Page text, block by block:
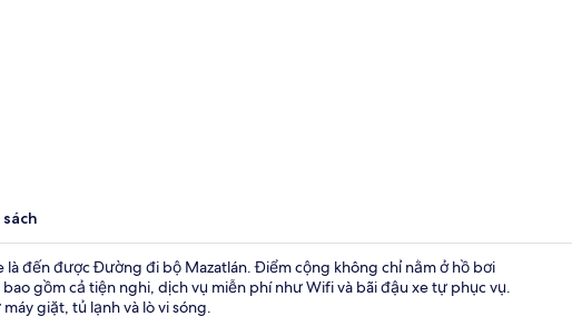
Căn hộ
đến được Đường đi bộ Mazatlán. Điểm cộng không chỉ nằm ở hồ bơi
gồm cả tiện nghi, dịch vụ miễn phí như Wifi và bãi đậu xe tự phục vụ.
giặt, tủ lạnh và lò vi sóng.